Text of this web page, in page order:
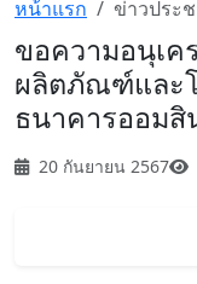
หน้าแรก ข่าวประ
ขอความอนุเค
ผลิตภัณฑ์และ
ธนาคารออมสิ
20 กันยายน 2567